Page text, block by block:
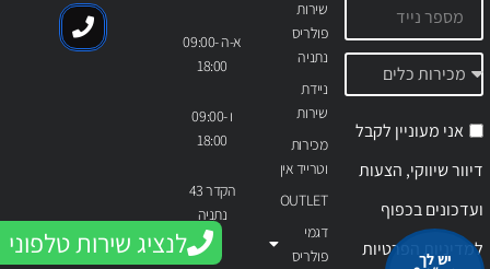
שירות
פולריס
נתניה
ניידת
שירות
מכירות
וטרייד אין
OUTLET
דגמי
פולריס
יש לך
א-ה 09:00-
18:00
ו 09:00-
18:00
הקדר 43
נתניה
אני מעוניין לקבל
דיוור שיווקי, הצעות
ועדכונים בכפוף
למדיניות הפרטיות
לנציג שירות טלפוני